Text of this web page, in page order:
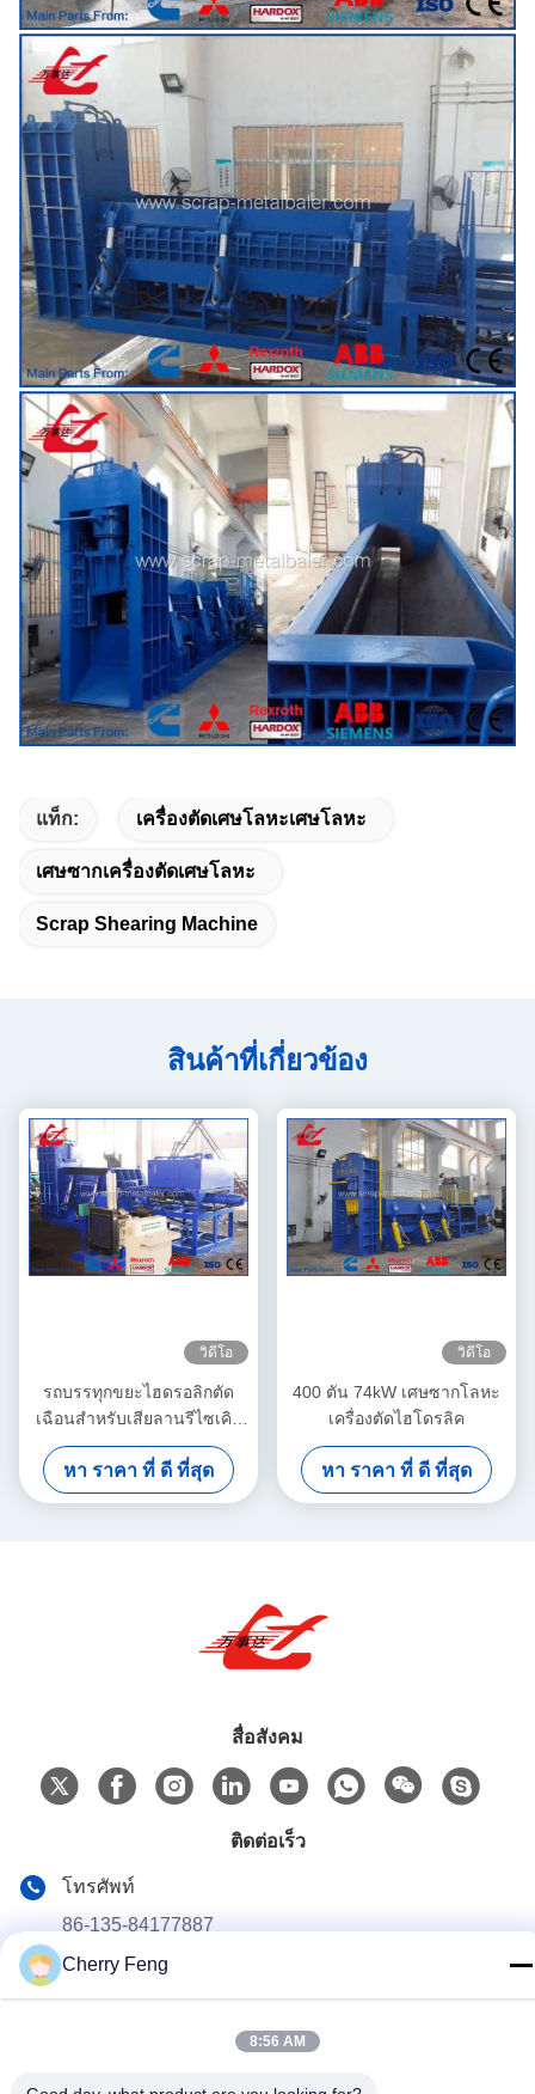
แท็ก: เครื่องตัดเศษโลหะเศษโลหะ
เศษซากเครื่องตัดเศษโลหะ
Scrap Shearing Machine
สินค้าที่เกี่ยวข้อง
วิดีโอ
รถบรรทุกขยะไฮดรอลิกตัด
เฉือนสำหรับเสียลานรีไซเคิล
รถยนต์ไดรฟ์มอเตอร์
หา ราคา ที่ ดี ที่สุด
วิดีโอ
400 ตัน 74kW เศษซากโลหะ
เครื่องตัดไฮโดรลิค
หา ราคา ที่ ดี ที่สุด
สื่อสังคม
ติดต่อเร็ว
โทรศัพท์
86-135-84177887
อีเมล
Cherry Feng
8:56 AM